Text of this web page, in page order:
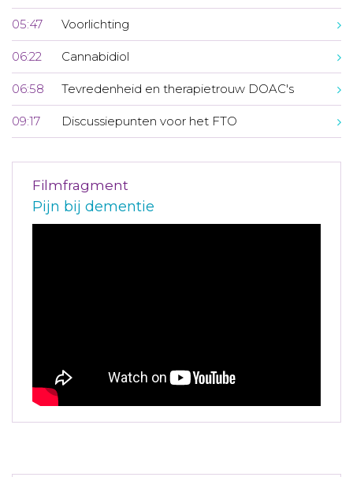
05:47 Voorlichting
06:22 Cannabidiol
06:58 Tevredenheid en therapietrouw DOAC's
09:17 Discussiepunten voor het FTO
Filmfragment
Pijn bij dementie